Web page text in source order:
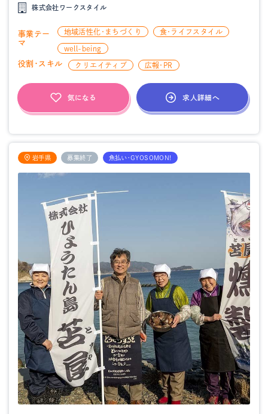
株式会社ワークスタイル
事業テー
マ
地域活性化・まちづくり 食・ライフスタイル
well-being
役割・スキル クリエイティブ 広報・PR
気になる 求人詳細へ
岩手県 募集終了 魚払い・GYOSOMON!